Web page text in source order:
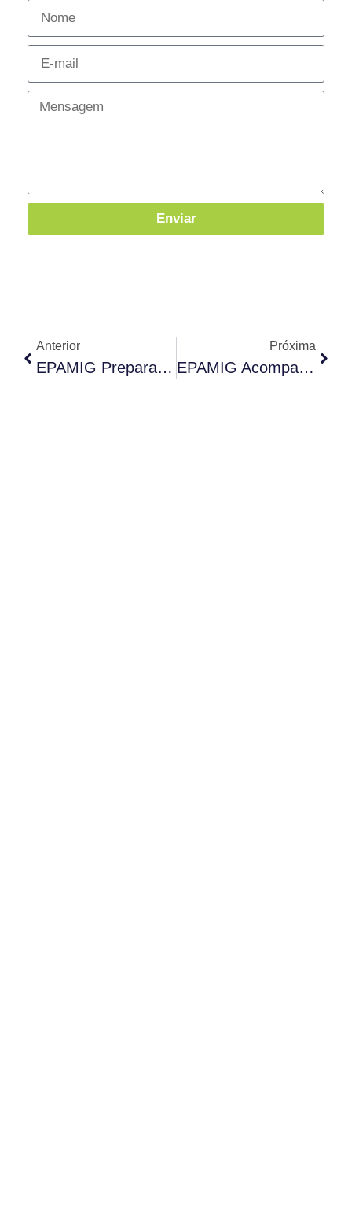
Enviar
Anterior
EPAMIG Prepara O Azeitech 2025
Próxima
EPAMIG Acompanha Colheita E Produção De Azeite Em 2025